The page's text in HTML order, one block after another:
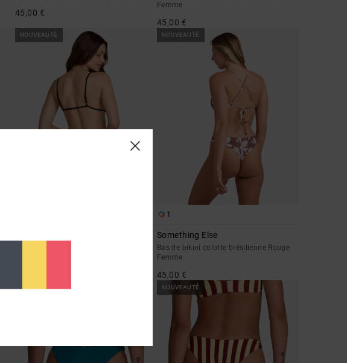
45,00 €
Femme
45,00 €
NOUVEAUTÉ NOUVEAUTÉ
1
Something Else
Bas de bikini culotte brésilienne Rouge
Femme
45,00 €
NOUVEAUTÉ NOUVEAUTÉ